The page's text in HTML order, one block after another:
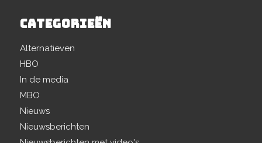
CATEGORIEËN
Alternatieven
HBO
In de media
MBO
Nieuws
Nieuwsberichten